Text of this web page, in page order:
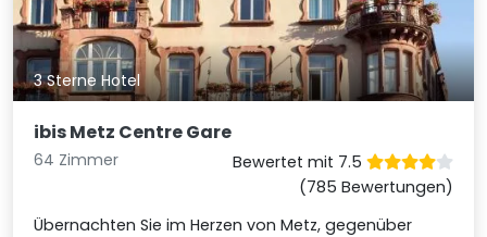
3 Sterne Hotel
ibis Metz Centre Gare
64 Zimmer
Bewertet mit 7.5
(785 Bewertungen)
Übernachten Sie im Herzen von Metz, gegenüber